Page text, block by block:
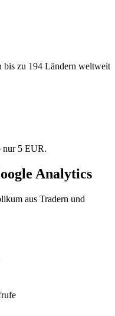
bis zu 194 Ländern weltweit
nur 5 EUR.
Analytics
aus Tradern und